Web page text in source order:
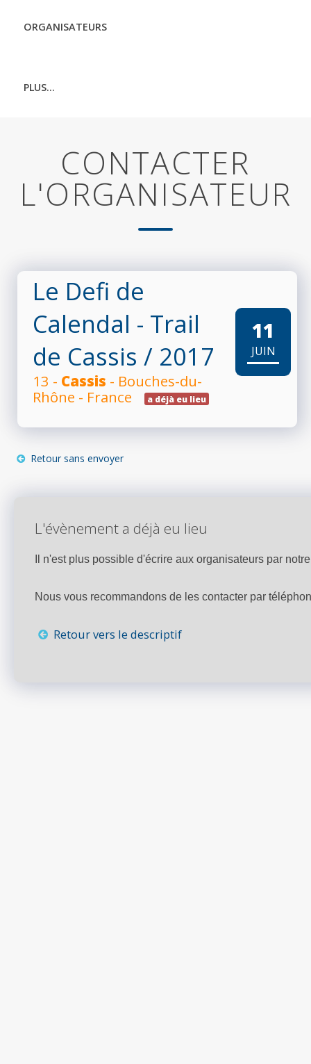
ORGANISATEURS
PLUS...
CONTACTER
L'ORGANISATEUR
Le Defi de
Calendal - Trail
de Cassis / 2017
13 - Cassis - Bouches-du-
Rhône - France
a déjà eu lieu
11
JUIN
Retour sans envoyer
L'évènement a déjà eu lieu
Il n'est plus possible d'écrire aux organisateurs par
Nous vous recommandons de les contacter par
Retour vers le descriptif